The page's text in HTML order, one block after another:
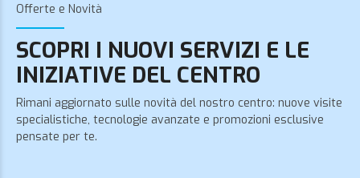
Offerte e Novità
SCOPRI I NUOVI SERVIZI E LE
INIZIATIVE DEL CENTRO
Rimani aggiornato sulle novità del nostro centro: nuove visite
specialistiche, tecnologie avanzate e promozioni esclusive
pensate per te.